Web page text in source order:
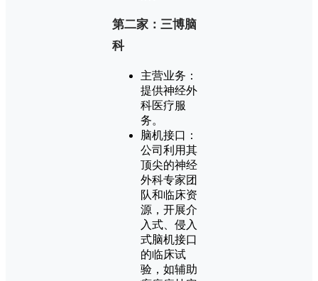
第二家：三博脑
科
主营业务：
提供神经外
科医疗服
务。
脑机接口：
公司利用其
顶尖的神经
外科专家团
队和临床资
源，开展介
入式、侵入
式脑机接口
的临床试
验，如辅助